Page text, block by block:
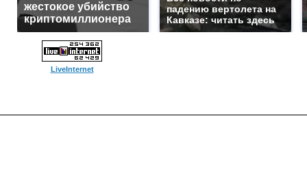
жестокое убийство
криптомиллионера
падению вертолета на
Кавказе: читать здесь
LiveInternet